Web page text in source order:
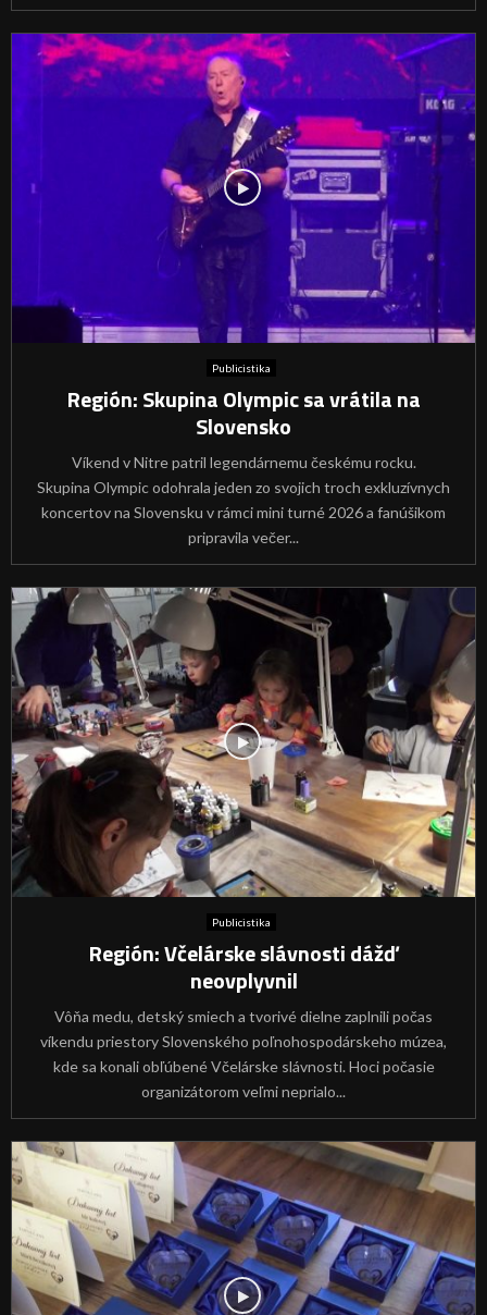
Publicistika
Región: Skupina Olympic sa vrátila na
Slovensko
Víkend v Nitre patril legendárnemu českému rocku.
Skupina Olympic odohrala jeden zo svojich troch exkluzívnych
koncertov na Slovensku v rámci mini turné 2026 a fanúšikom
pripravila večer...
Publicistika
Región: Včelárske slávnosti dážď
neovplyvnil
Vôňa medu, detský smiech a tvorivé dielne zaplnili počas
víkendu priestory Slovenského poľnohospodárskeho múzea,
kde sa konali obľúbené Včelárske slávnosti. Hoci počasie
organizátorom veľmi neprialo...